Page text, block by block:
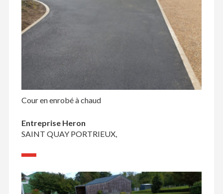
Cour en enrobé à chaud
Entreprise Heron
SAINT QUAY PORTRIEUX,